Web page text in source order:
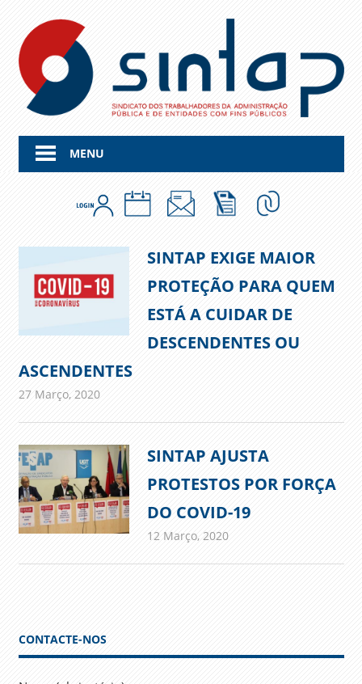
content
MENU
SINTAP EXIGE MAIOR
PROTEÇÃO PARA QUEM
ESTÁ A CUIDAR DE
DESCENDENTES OU
ASCENDENTES
27 Março, 2020admin
Comunicados
SINTAP AJUSTA
PROTESTOS POR FORÇA
DO COVID-19
12 Março, 2020
CONTACTE-NOS